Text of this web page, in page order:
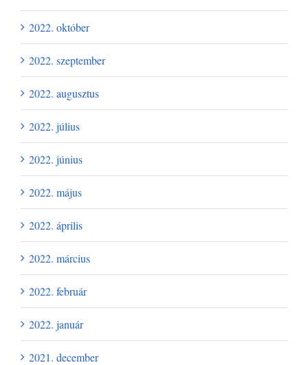
2022. október
2022. szeptember
2022. augusztus
2022. július
2022. június
2022. május
2022. április
2022. március
2022. február
2022. január
2021. december